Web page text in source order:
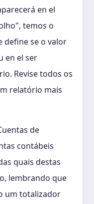
en el
temos o
define se o valor
en el ser
Revise todos os
relatório mais
de
contábeis
quais destas
lembrando que
um totalizador